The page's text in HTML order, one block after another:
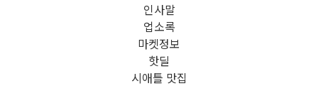
인사말
업소록
마켓정보
핫딜
시애틀 맛집